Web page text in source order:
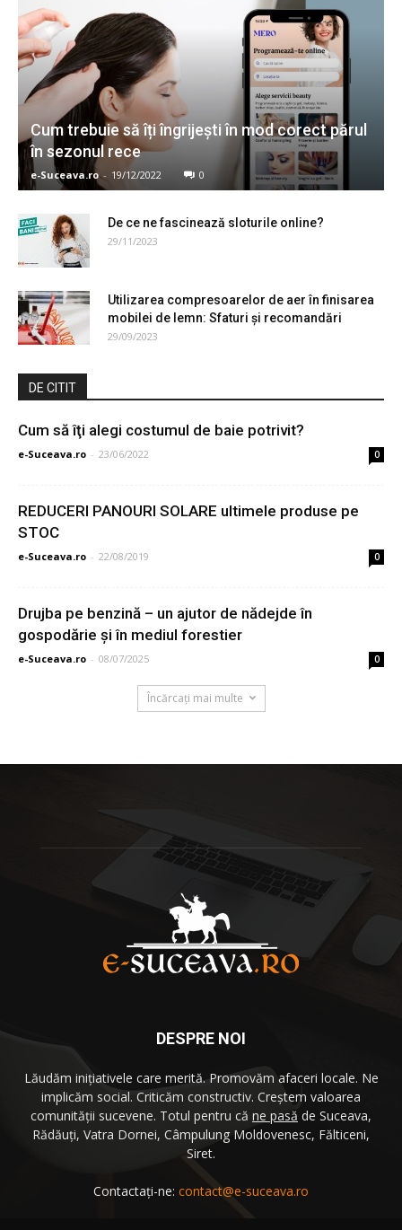
Cum trebuie să îți îngrijești în mod corect părul
în sezonul rece
e-Suceava.ro - 19/12/2022 0
De ce ne fascinează sloturile online?
29/11/2023
Utilizarea compresoarelor de aer în finisarea
mobilei de lemn: Sfaturi și recomandări
29/09/2023
DE CITIT
Cum să îţi alegi costumul de baie potrivit?
e-Suceava.ro - 23/06/2022 0
REDUCERI PANOURI SOLARE ultimele produse pe
STOC
e-Suceava.ro - 22/08/2019 0
Drujba pe benzină – un ajutor de nădejde în
gospodărie şi în mediul forestier
e-Suceava.ro - 08/07/2025 0
Încărcați mai multe
DESPRE NOI
Lăudăm iniţiativele care merită. Promovăm afaceri locale. Ne
implicăm social. Criticăm constructiv. Creştem valoarea
comunităţii sucevene. Totul pentru că ne pasă de Suceava,
Rădăuţi, Vatra Dornei, Câmpulung Moldovenesc, Fălticeni,
Siret.
Contactați-ne: contact@e-suceava.ro